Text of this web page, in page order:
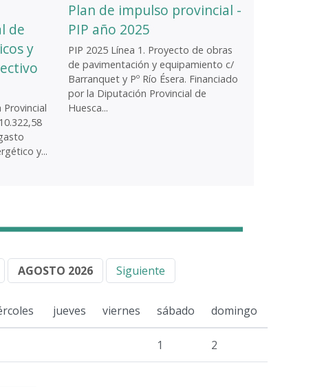
de
y
y...
Plan de impulso provincial -
PIP año 2025
PIP 2025 Línea 1. Proyecto de obras
de pavimentación y equipamiento c/
Barranquet y Pº Río Ésera. Financiado
por la Diputación Provincial de
Huesca...
AGOSTO 2026 Siguiente
jueves viernes sábado domingo
1 2